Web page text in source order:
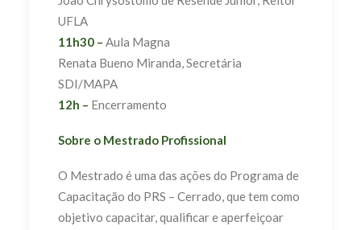
UFLA
11h30 – Aula Magna
Renata Bueno Miranda, Secretária
SDI/MAPA
12h – Encerramento
Sobre o Mestrado Profissional
O Mestrado é uma das ações do Programa de
Capacitação do PRS – Cerrado, que tem como
objetivo capacitar, qualificar e aperfeiçoar